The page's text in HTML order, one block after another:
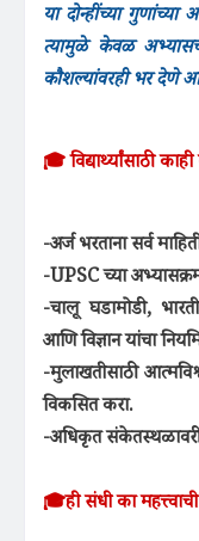
या दोन्हींच्या
त्यामुळे केवळ
कौशल्यांवरही भर
🎓 विद्यार्थ्यांसाठी
-अर्ज भरताना सर्व
-UPSC च्या
-चालू घडामोडी,
आणि विज्ञान यांचा
-मुलाखतीसाठी
विकसित करा.
-अधिकृत
🎓ही संधी का